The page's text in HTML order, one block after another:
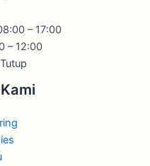
– 17:00
– 12:00